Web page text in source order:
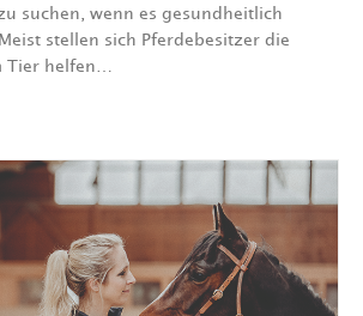
suchen, wenn es gesundheitlich
stellen sich Pferdebesitzer die
Tier helfen…